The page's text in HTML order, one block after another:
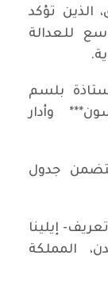
الذين تؤكد
للعدالة
بلسم
وأدار
صفحة ويتضمن جدول
إيلينا
المملكة